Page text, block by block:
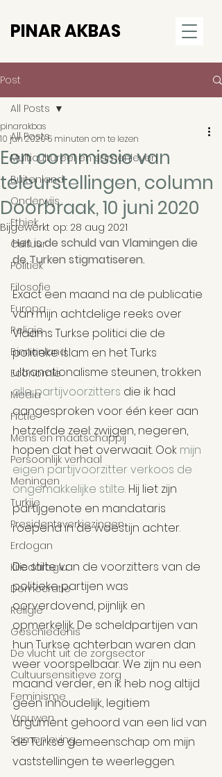
PINAR AKBAS
Post
All Posts
Multicultureel en samenleven
Buitenland
Onderwijs
Ethiek
Cultuur
Politiek
Filosofie
Europa
Religie
Binnenland
Economie
Media
Fictie
Mens en maatschappij
Persoonlijk verhaal
Meningen
Turkije
Presidentsverkiezingen
Erdogan
Kilicdaroglu
Democratie
Religie
Geschiedenis
De vlucht uit de zorgsector
Cultuursensitieve zorg
Feminisme
Vrouwen
Samenleving
All Posts
Een commissie van
teleurstellingen, column
Doorbraak, 10 juni 2020
pinarakbas
10 jun 20205 minuten om te lezen
Bijgewerkt op: 28 aug 2021
Het is de schuld van Vlamingen die
de Turken stigmatiseren.
Exact een maand na de publicatie
van mijn achtdelige reeks over
Vlaams Turkse politici die de
politieke islam en het Turks
ultranationalisme steunen, trokken
alle partijvoorzitters die ik had
aangesproken voor één keer aan
hetzelfde zeel: zwijgen, negeren,
hopen dat het overwaait. Ook mijn
eigen partijvoorzitter verkoos de
ongemakkelijke stilte. Hij liet zijn
partijgenote en mandataris
roepend in de woestijn achter.
De stilte van de voorzitters van de
politieke partijen was
oorverdovend, pijnlijk en
opmerkelijk. De scheldpartijen van
hun Turkse achterban waren dan
weer voorspelbaar. We zijn nu een
maand verder, en ik heb nog altijd
geen inhoudelijk, legitiem
argument gehoord van een lid van
de Turkse gemeenschap om mijn
vaststellingen te weerleggen.